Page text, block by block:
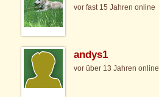
vor fast 15 Jahren online
andys1
vor über 13 Jahren online